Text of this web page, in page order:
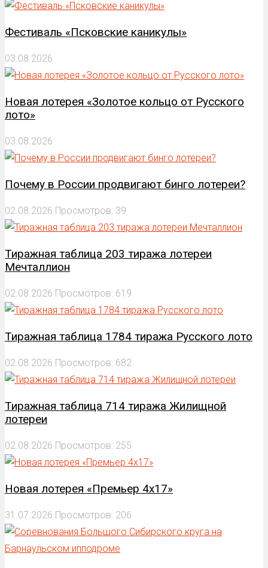
Фестиваль «Псковские каникулы»
03.08.2026
Новая лотерея «Золотое кольцо от Русского
лото»
03.08.2026
Почему в России продвигают бинго лотереи?
02.08.2026 Просмотров: 39
Тиражная таблица 203 тиража лотереи
Мечталлион
02.08.2026 Просмотров: 619
Тиражная таблица 1784 тиража Русского лото
02.08.2026 Просмотров: 682
Тиражная таблица 714 тиража Жилищной
лотереи
02.08.2026 Просмотров: 255
Новая лотерея «Премьер 4х17»
31.07.2026 Просмотров: 206